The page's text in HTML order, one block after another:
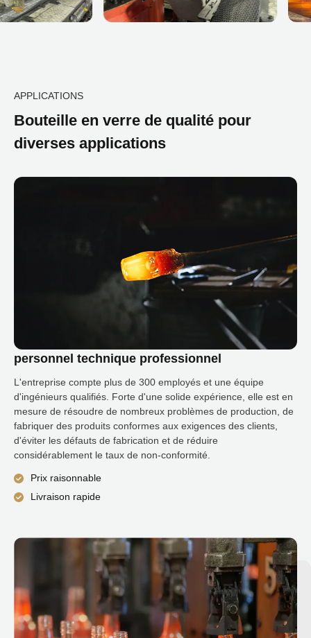
APPLICATIONS
Bouteille en verre de qualité pour
diverses applications
personnel technique professionnel
L'entreprise compte plus de 300 employés et une équipe
d'ingénieurs qualifiés. Forte d'une solide expérience, elle est en
mesure de résoudre de nombreux problèmes de production, de
fabriquer des produits conformes aux exigences des clients,
d'éviter les défauts de fabrication et de réduire
considérablement le taux de non-conformité.
Prix ​​raisonnable
Livraison rapide